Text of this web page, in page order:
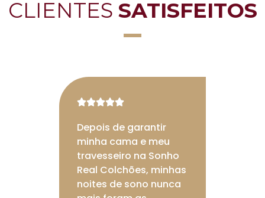
CLIENTES SATISFEITOS

Depois de garantir
minha cama e meu
travesseiro na Sonho
Real Colchões, minhas
noites de sono nunca